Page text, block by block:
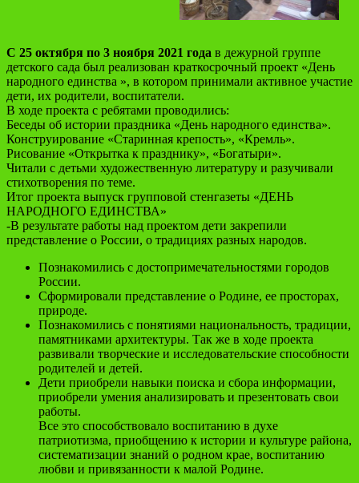
C 25 октября по 3 ноября 2021 года в дежурной группе
детского сада был реализован краткосрочный проект «День
народного единства », в котором принимали активное участие
дети, их родители, воспитатели.
В ходе проекта с ребятами проводились:
Беседы об истории праздника «День народного единства».
Конструирование «Старинная крепость», «Кремль».
Рисование «Открытка к празднику», «Богатыри».
Читали с детьми художественную литературу и разучивали
стихотворения по теме.
Итог проекта выпуск групповой стенгазеты «ДЕНЬ
НАРОДНОГО ЕДИНСТВА»
-В результате работы над проектом дети закрепили
представление о России, о традициях разных народов.
Познакомились с достопримечательностями городов
России.
Сформировали представление о Родине, ее просторах,
природе.
Познакомились с понятиями национальность, традиции,
памятниками архитектуры. Так же в ходе проекта
развивали творческие и исследовательские способности
родителей и детей.
Дети приобрели навыки поиска и сбора информации,
приобрели умения анализировать и презентовать свои
работы.
Все это способствовало воспитанию в духе
патриотизма, приобщению к истории и культуре района,
систематизации знаний о родном крае, воспитанию
любви и привязанности к малой Родине.